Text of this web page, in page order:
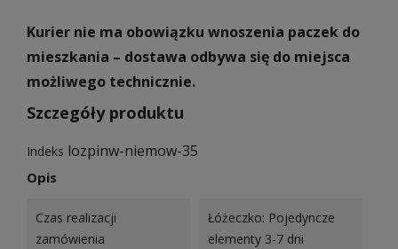
Kurier nie ma obowiązku wnoszenia paczek do
mieszkania – dostawa odbywa się do miejsca
możliwego technicznie.
Szczegóły produktu
Indeks lozpinw-niemow-35
Opis
Czas realizacji
zamówienia
Łóżeczko: Pojedyncze
elementy 3-7 dni